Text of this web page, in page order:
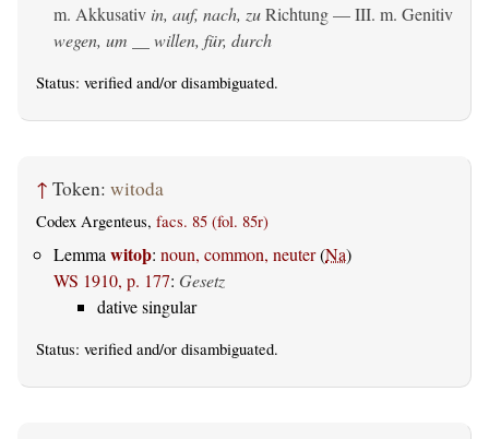
m. Akkusativ in, auf, nach, zuRichtung — III. m. Genitiv
wegen, um __ willen, für, durch
Status: verified and/or disambiguated.
↑ Token: witoda
Codex Argenteus, facs. 85 (fol. 85r)
Lemma witoþ: noun, common, neuter(Na)
WS 1910, p. 177: Gesetz
dative singular
Status: verified and/or disambiguated.